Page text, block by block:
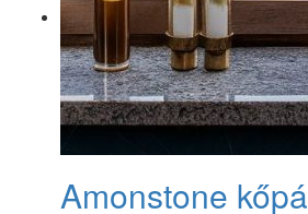
Amonstone